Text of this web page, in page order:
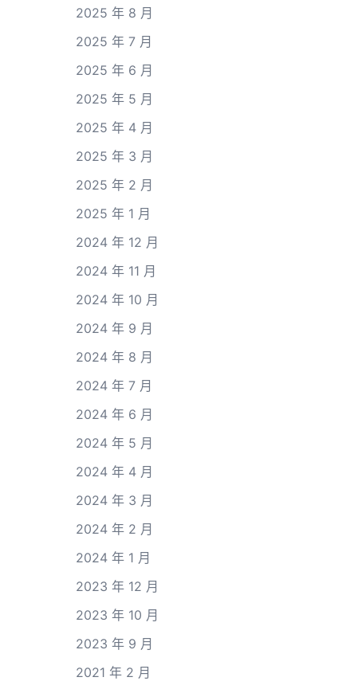
2025 年 8 月
2025 年 7 月
2025 年 6 月
2025 年 5 月
2025 年 4 月
2025 年 3 月
2025 年 2 月
2025 年 1 月
2024 年 12 月
2024 年 11 月
2024 年 10 月
2024 年 9 月
2024 年 8 月
2024 年 7 月
2024 年 6 月
2024 年 5 月
2024 年 4 月
2024 年 3 月
2024 年 2 月
2024 年 1 月
2023 年 12 月
2023 年 10 月
2023 年 9 月
2021 年 2 月